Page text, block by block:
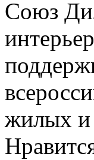
Союз
жилых и